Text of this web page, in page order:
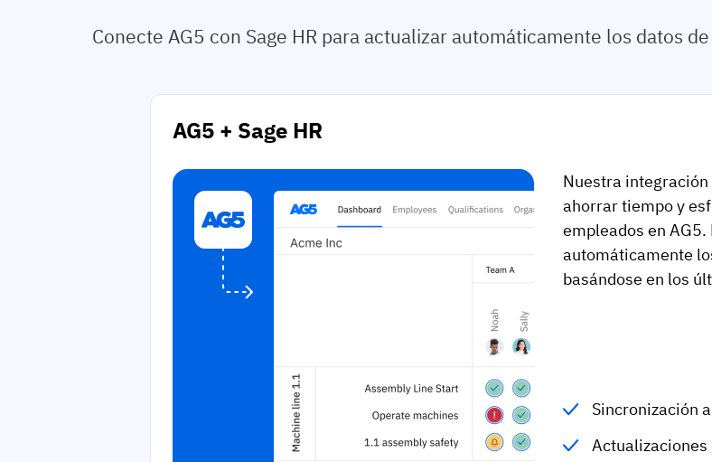
Conecte AG5 con Sage HR para actualizar automáticamente los datos
AG5 + Sage HR
Nuestra integración
ahorrar tiempo y
empleados en
automáticamente
basándose en los
Sincronización